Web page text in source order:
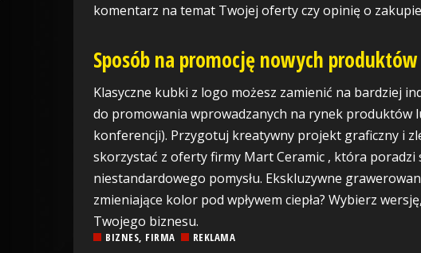
komentarz na temat Twojej oferty czy opinię o
Sposób na promocję nowych produktów
Klasyczne kubki z logo możesz zamienić na bardziej
do promowania wprowadzanych na rynek produktów
konferencji). Przygotuj kreatywny projekt graficzny i
skorzystać z oferty firmy Mart Ceramic , która poradzi
niestandardowego pomysłu. Ekskluzywne
zmieniające kolor pod wpływem ciepła? Wybierz
Twojego biznesu.
BIZNES, FIRMA REKLAMA